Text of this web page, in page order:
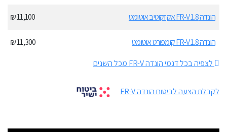
הונדה FR-V 1.8 אקזקוטיב אוטומט 11,100 ₪
הונדה FR-V 1.8 קומפורט אוטומט
11,300 ₪
לצפיה בכל דגמי הונדה FR-V מכל השנים
לקבלת הצעה לביטוח הונדה FR-V